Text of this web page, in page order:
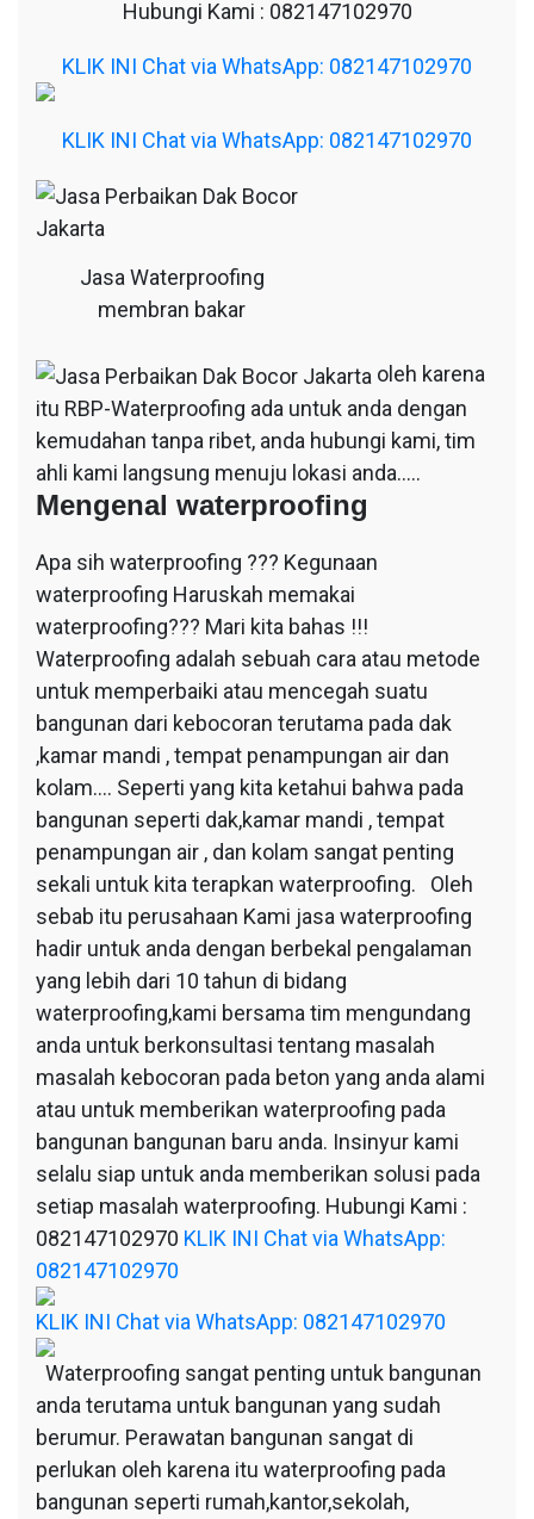
Hubungi Kami : 082147102970
KLIK INI Chat via WhatsApp: 082147102970
KLIK INI Chat via WhatsApp: 082147102970
Jasa Waterproofing
membran bakar
oleh karena
itu RBP-Waterproofing ada untuk anda dengan
kemudahan tanpa ribet, anda hubungi kami, tim
ahli kami langsung menuju lokasi anda…..
Mengenal waterproofing
Apa sih waterproofing ??? Kegunaan
waterproofing Haruskah memakai
waterproofing??? Mari kita bahas !!!
Waterproofing adalah sebuah cara atau metode
untuk memperbaiki atau mencegah suatu
bangunan dari kebocoran terutama pada dak
,kamar mandi , tempat penampungan air dan
kolam…. Seperti yang kita ketahui bahwa pada
bangunan seperti dak,kamar mandi , tempat
penampungan air , dan kolam sangat penting
sekali untuk kita terapkan waterproofing. Oleh
sebab itu perusahaan Kami jasa waterproofing
hadir untuk anda dengan berbekal pengalaman
yang lebih dari 10 tahun di bidang
waterproofing,kami bersama tim mengundang
anda untuk berkonsultasi tentang masalah
masalah kebocoran pada beton yang anda alami
atau untuk memberikan waterproofing pada
bangunan bangunan baru anda. Insinyur kami
selalu siap untuk anda memberikan solusi pada
setiap masalah waterproofing. Hubungi Kami :
082147102970 KLIK INI Chat via WhatsApp:
082147102970
KLIK INI Chat via WhatsApp: 082147102970
Waterproofing sangat penting untuk bangunan
anda terutama untuk bangunan yang sudah
berumur. Perawatan bangunan sangat di
perlukan oleh karena itu waterproofing pada
bangunan seperti rumah,kantor,sekolah,